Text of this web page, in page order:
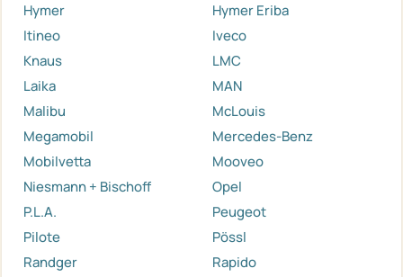
Hymer
Hymer Eriba
Itineo
Iveco
Knaus
LMC
Laika
MAN
Malibu
McLouis
Megamobil
Mercedes-Benz
Mobilvetta
Mooveo
Niesmann + Bischoff
Opel
P.L.A.
Peugeot
Pilote
Pössl
Randger
Rapido